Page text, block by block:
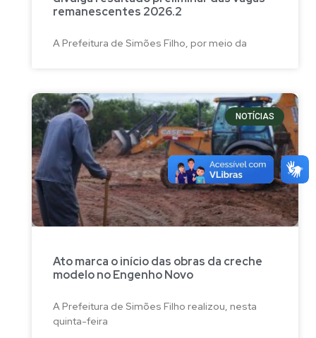
remanescentes 2026.2
A Prefeitura de Simões Filho, por meio da
NOTÍCIAS
Ato marca o início das obras da creche
modelo no Engenho Novo
A Prefeitura de Simões Filho realizou, nesta
quinta-feira